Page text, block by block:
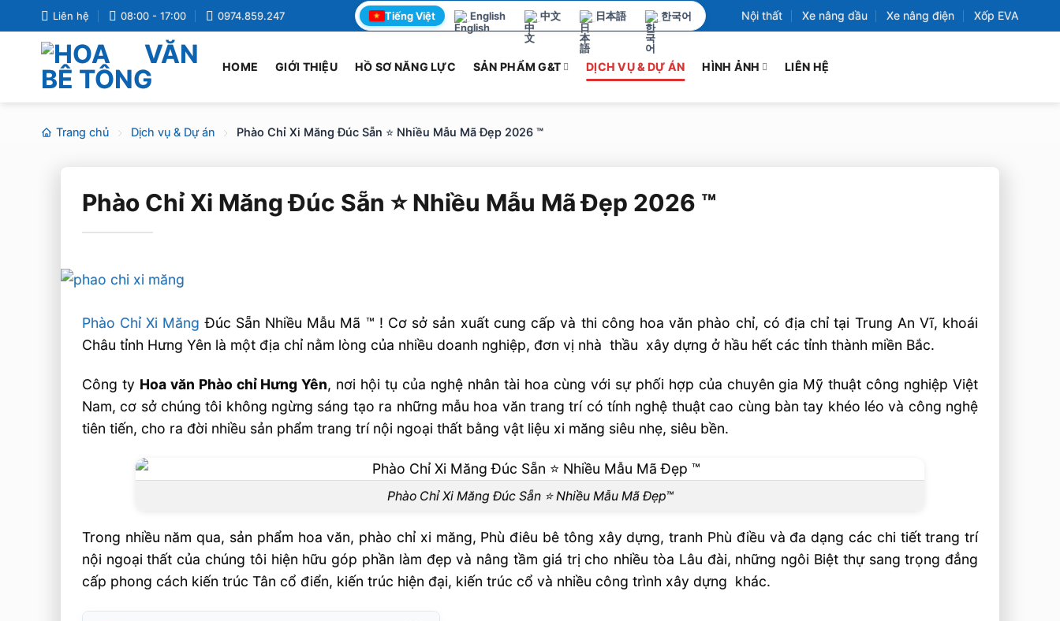
qua
Liên hệ 08:00 - 17:00 0974.859.247 Tiếng Việt English 中文 日本語 한국어 Nội thất Xe nâng dầu Xe nâng điện Xốp EVA
HOME GIỚI THIỆU HỒ SƠ NĂNG LỰC SẢN PHẨM G&T DỊCH VỤ & DỰ ÁN HÌNH ẢNH LIÊN HỆ
Trang chủ Dịch vụ & Dự án Phào Chỉ Xi Măng Đúc Sẵn ⭐️ Nhiều Mẫu Mã Đẹp 2026 ™
Phào Chỉ Xi Măng Đúc Sẵn ⭐️ Nhiều Mẫu Mã Đẹp 2026 ™
Phào Chỉ Xi Măng Đúc Sẵn Nhiều Mẫu Mã ™ ! Cơ sở sản xuất cung cấp và thi công hoa văn phào chỉ, có địa chỉ tại Trung An Vĩ, khoái
Châu tỉnh Hưng Yên là một địa chỉ nằm lòng của nhiều doanh nghiệp, đơn vị nhà thầu xây dựng ở hầu hết các tỉnh thành miền Bắc.
Công ty Hoa văn Phào chỉ Hưng Yên, nơi hội tụ của nghệ nhân tài hoa cùng với sự phối hợp của chuyên gia Mỹ thuật công nghiệp Việt
Nam, cơ sở chúng tôi không ngừng sáng tạo ra những mẫu hoa văn trang trí có tính nghệ thuật cao cùng bàn tay khéo léo và công nghệ
tiên tiến, cho ra đời nhiều sản phẩm trang trí nội ngoại thất bằng vật liệu xi măng siêu nhẹ, siêu bền.
Phào Chỉ Xi Măng Đúc Sẵn ⭐️ Nhiều Mẫu Mã Đẹp™
Trong nhiều năm qua, sản phẩm hoa văn, phào chỉ xi măng, Phù điêu bê tông xây dựng, tranh Phù điều và đa dạng các chi tiết trang trí
nội ngoại thất của chúng tôi hiện hữu góp phần làm đẹp và nâng tầm giá trị cho nhiều tòa Lâu đài, những ngôi Biệt thự sang trọng đẳng
cấp phong cách kiến trúc Tân cổ điển, kiến trúc hiện đại, kiến trúc cổ và nhiều công trình xây dựng khác.